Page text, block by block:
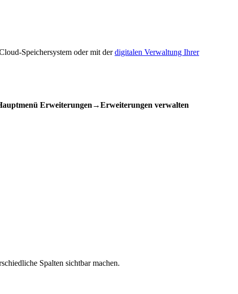
Speichersystem oder mit derdigitalen Verwaltung Ihrer
Erweiterungen→Erweiterungen verwalten
Spalten sichtbar machen.